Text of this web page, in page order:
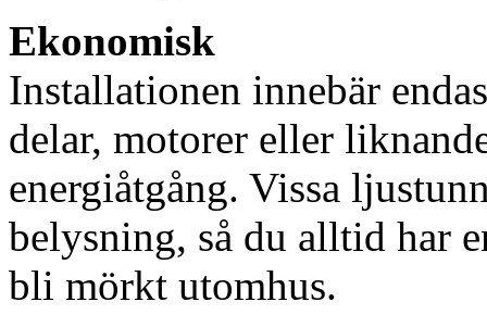
Ekonomisk
Installationen innebär
delar, motorer eller
energiåtgång. Vissa
belysning, så du alltid har
bli mörkt utomhus.